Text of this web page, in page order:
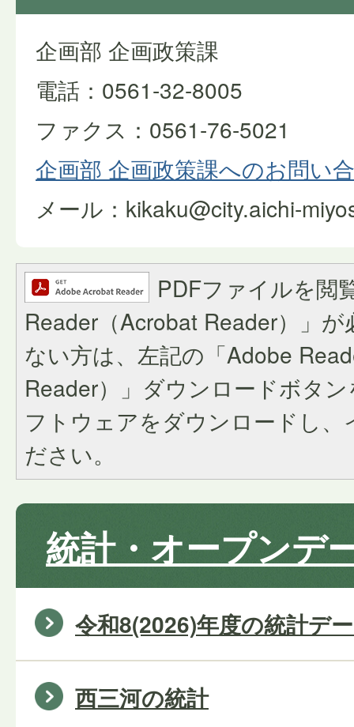
企画部 企画政策課
電話：0561-32-8005
ファクス：0561-76-5021
企画部 企画政策課へのお問い
メール：kikaku@city.aichi-
PDFファイルを閲
Reader（Acrobat Reader）」
ない方は、左記の「Adobe
Reader）」ダウンロードボタ
フトウェアをダウンロードし
ださい。
統計・オープンデ
令和8(2026)年度の統計デ
西三河の統計